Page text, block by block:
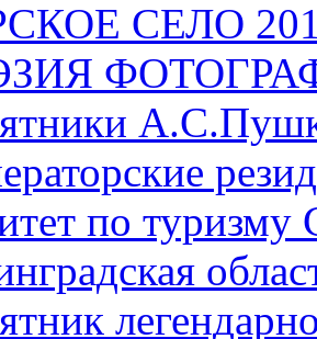
СЕЛО
по туризму